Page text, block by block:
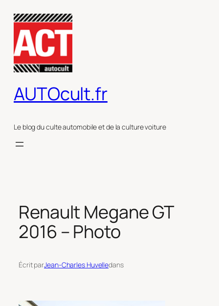
contenu
AUTOcult.fr
Le blog du culte automobile et de la culture voiture
Renault Megane GT
2016 – Photo
Écrit parJean-Charles Huvelledans